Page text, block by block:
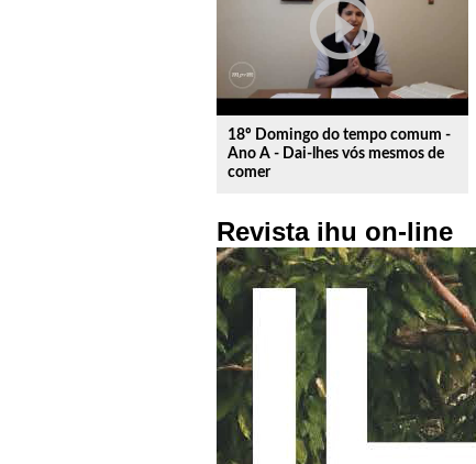
play_circle_outline
18º Domingo do tempo comum -
Ano A - Dai-lhes vós mesmos de
comer
Revista ihu on-line